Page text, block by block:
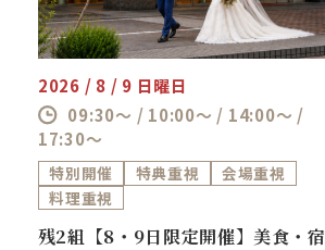
2026 / 8 / 9 日曜日
09:30～ / 10:00～ / 14:00～ /
17:30～
特別開催 特典重視
会場重視
料理重視
残2組【8・9日限定開催】美食・宿